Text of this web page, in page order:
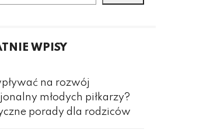
WPISY
na rozwój
młodych piłkarzy?
porady dla rodziców